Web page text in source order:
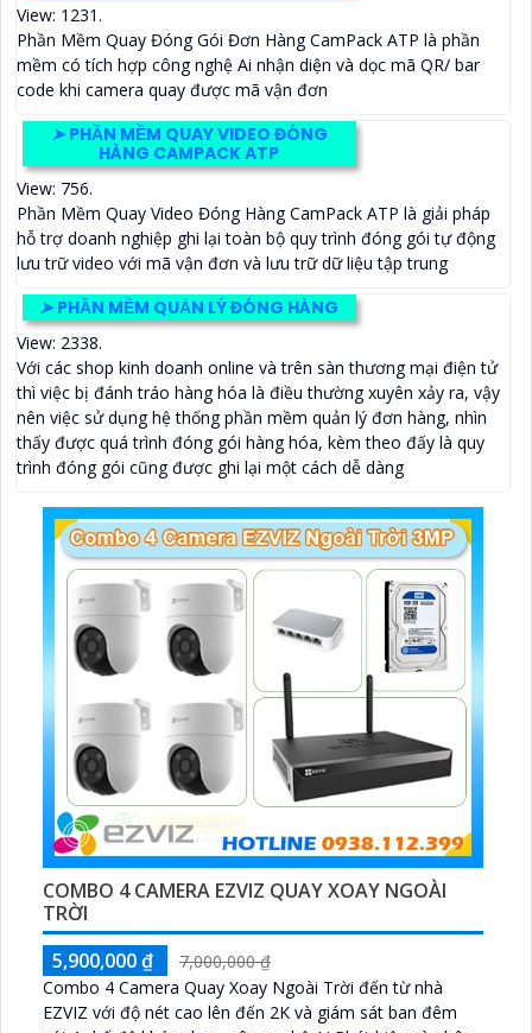
View: 1231.
Phần Mềm Quay Đóng Gói Đơn Hàng CamPack ATP là phần
mềm có tích hợp công nghệ Ai nhận diện và dọc mã QR/ bar
code khi camera quay được mã vận đơn
➤PHẦN MỀM QUAY VIDEO ĐÓNG
HÀNG CAMPACK ATP
View: 756.
Phần Mềm Quay Video Đóng Hàng CamPack ATP là giải pháp
hỗ trợ doanh nghiệp ghi lại toàn bộ quy trình đóng gói tự động
lưu trữ video với mã vận đơn và lưu trữ dữ liệu tập trung
➤PHẦN MỀM QUẢN LÝ ĐÓNG HÀNG
View: 2338.
Với các shop kinh doanh online và trên sàn thương mại điện tử
thì việc bị đánh tráo hàng hóa là điều thường xuyên xảy ra, vậy
nên việc sử dụng hệ thống phần mềm quản lý đơn hàng, nhìn
thấy được quá trình đóng gói hàng hóa, kèm theo đấy là quy
trình đóng gói cũng được ghi lại một cách dễ dàng
COMBO 4 CAMERA EZVIZ QUAY XOAY NGOÀI
TRỜI
5,900,000 ₫
7,000,000 ₫
Combo 4 Camera Quay Xoay Ngoài Trời đến từ nhà
EZVIZ với độ nét cao lên đến 2K và giám sát ban đêm